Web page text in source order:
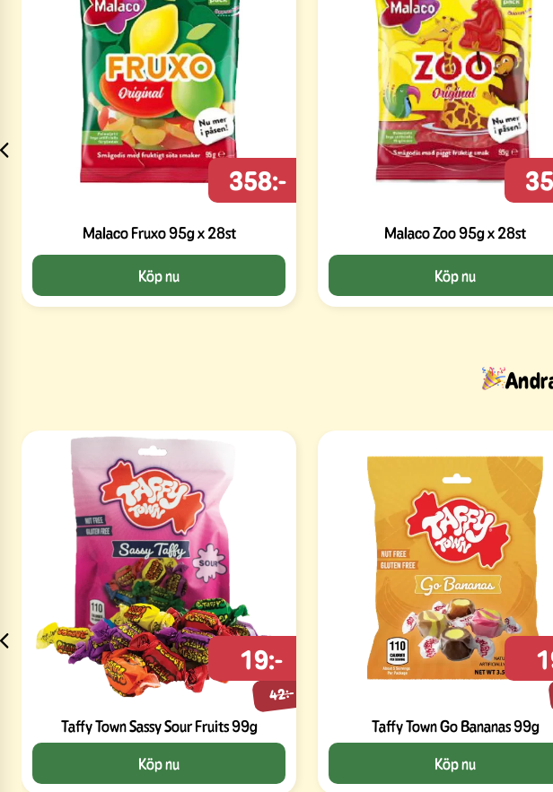
Malaco Fruxo 95g x 28st
358:-
Köp nu
Malaco Zoo 95g x 28st
Köp nu
Taffy Town Sassy Sour Fruits 99g
42:-
19:-
Köp nu
Taffy Town Go Bananas 99g
Köp nu